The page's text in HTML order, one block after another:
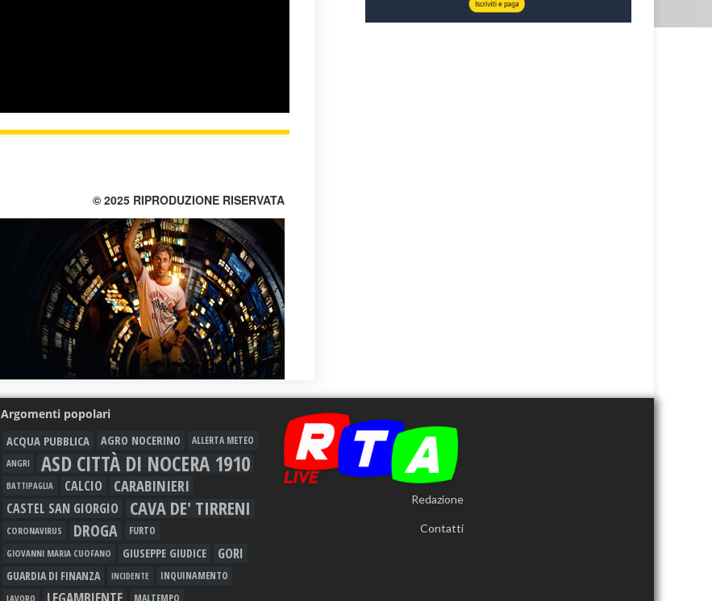
© 2025 RIPRODUZIONE RISERVATA
Argomenti popolari
ACQUA PUBBLICA AGRO NOCERINO
ALLERTA METEO
ANGRI
ASD CITTÀ DI NOCERA 1910
BATTIPAGLIA CALCIO CARABINIERI
CASTEL SAN GIORGIO CAVA DE' TIRRENI
CORONAVIRUS DROGA FURTO
GIOVANNI MARIA CUOFANO GIUSEPPE GIUDICE GORI
GUARDIA DI FINANZA INCIDENTE INQUINAMENTO
LAVORO
Redazione
Contatti